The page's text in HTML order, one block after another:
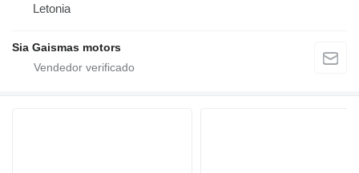
Letonia
Sia Gaismas motors